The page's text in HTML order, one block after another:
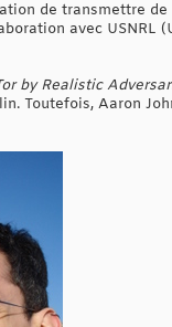
de transmettre de
avec USNRL
by Realistic
Toutefois, Aaron